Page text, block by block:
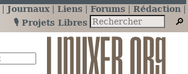
Journaux Liens Forums
Rédaction
🎙️ Projets Libres